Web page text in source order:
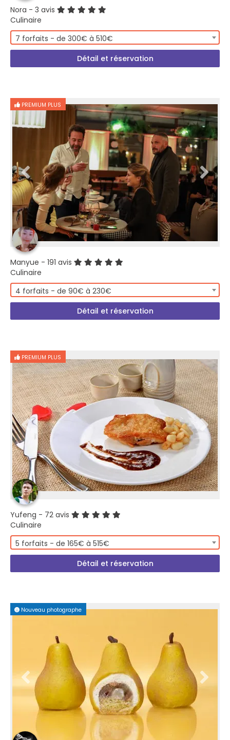
Nora - 3 avis
Culinaire
7 forfaits - de 300€ à 510€
Détail et réservation
PREMIUM PLUS
Manyue - 191 avis
Culinaire
4 forfaits - de 90€ à 230€
Détail et réservation
PREMIUM PLUS
Yufeng - 72 avis
Culinaire
5 forfaits - de 165€ à 515€
Détail et réservation
PREMIUM PLUS
Nouveau photographe